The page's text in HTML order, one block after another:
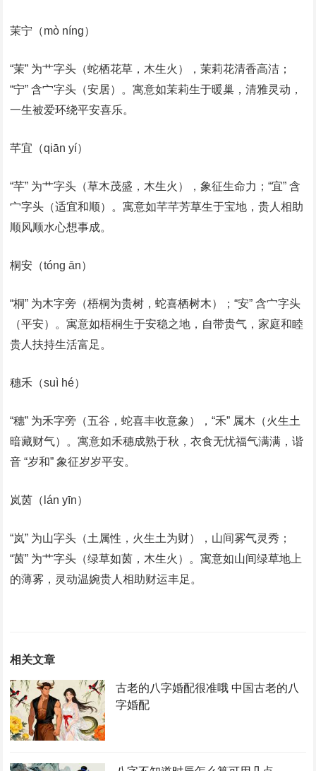
茉宁（mò níng）
“茉” 为艹字头（蛇栖花草，木生火），茉莉花清香高洁；
“宁” 含宀字头（安居）。寓意如茉莉生于暖巢，清雅灵动，
一生被爱环绕平安喜乐。
芊宜（qiān yí）
“芊” 为艹字头（草木茂盛，木生火），象征生命力；“宜” 含
宀字头（适宜和顺）。寓意如芊芊芳草生于宝地，贵人相助
顺风顺水心想事成。
桐安（tóng ān）
“桐” 为木字旁（梧桐为贵树，蛇喜栖树木）；“安” 含宀字头
（平安）。寓意如梧桐生于安稳之地，自带贵气，家庭和睦
贵人扶持生活富足。
穗禾（suì hé）
“穗” 为禾字旁（五谷，蛇喜丰收意象），“禾” 属木（火生土
暗藏财气）。寓意如禾穗成熟于秋，衣食无忧福气满满，谐
音 “岁和” 象征岁岁平安。
岚茵（lán yīn）
“岚” 为山字头（土属性，火生土为财），山间雾气灵秀；
“茵” 为艹字头（绿草如茵，木生火）。寓意如山间绿草地上
的薄雾，灵动温婉贵人相助财运丰足。
相关文章
古老的八字婚配很准哦 中国古老的八
字婚配